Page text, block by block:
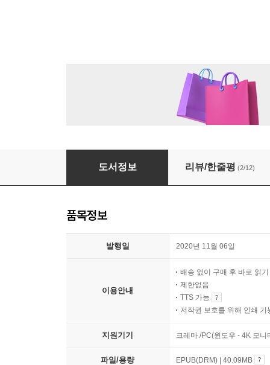
바이러스 X
도서정보 리뷰/한줄평 (2/12)
품목정보
발행일 2020년 11월 06일
이용안내
배송 없이 구매 후 바로 읽기
제한없음
TTS 가능
저작권 보호를 위해 인쇄 기
지원기기 크레마 /PC(윈도우 - 4K 모
파일/용량 EPUB(DRM) | 40.09MB